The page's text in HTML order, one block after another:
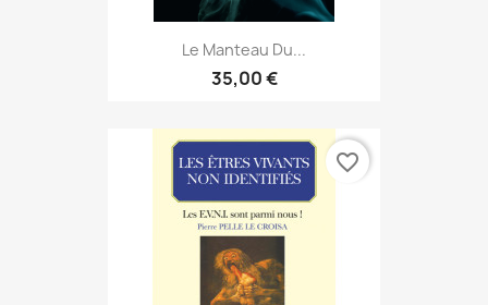
Le Manteau Du...
35,00 €
favorite_border